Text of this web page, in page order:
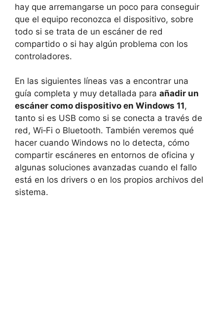
hay que arremangarse un poco para conseguir
que el equipo reconozca el dispositivo, sobre
todo si se trata de un escáner de red
compartido o si hay algún problema con los
controladores.
En las siguientes líneas vas a encontrar una
guía completa y muy detallada para añadir un
escáner como dispositivo en Windows 11,
tanto si es USB como si se conecta a través de
red, Wi‑Fi o Bluetooth. También veremos qué
hacer cuando Windows no lo detecta, cómo
compartir escáneres en entornos de oficina y
algunas soluciones avanzadas cuando el fallo
está en los drivers o en los propios archivos del
sistema.